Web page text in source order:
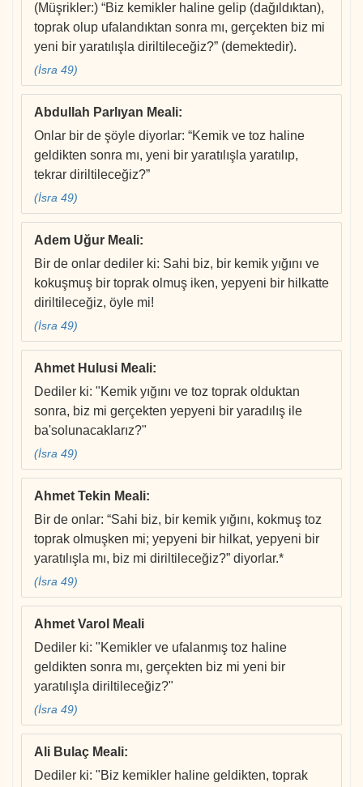
(Müşrikler:) “Biz kemikler haline gelip (dağıldıktan),
toprak olup ufalandıktan sonra mı, gerçekten biz mi
yeni bir yaratılışla diriltileceğiz?” (demektedir).
(İsra 49)
Abdullah Parlıyan Meali:
Onlar bir de şöyle diyorlar: “Kemik ve toz haline
geldikten sonra mı, yeni bir yaratılışla yaratılıp,
tekrar diriltileceğiz?”
(İsra 49)
Adem Uğur Meali:
Bir de onlar dediler ki: Sahi biz, bir kemik yığını ve
kokuşmuş bir toprak olmuş iken, yepyeni bir hilkatte
diriltileceğiz, öyle mi!
(İsra 49)
Ahmet Hulusi Meali:
Dediler ki: "Kemik yığını ve toz toprak olduktan
sonra, biz mi gerçekten yepyeni bir yaradılış ile
ba'solunacaklarız?"
(İsra 49)
Ahmet Tekin Meali:
Bir de onlar: “Sahi biz, bir kemik yığını, kokmuş toz
toprak olmuşken mi; yepyeni bir hilkat, yepyeni bir
yaratılışla mı, biz mi diriltileceğiz?” diyorlar.*
(İsra 49)
Ahmet Varol Meali
Dediler ki: "Kemikler ve ufalanmış toz haline
geldikten sonra mı, gerçekten biz mi yeni bir
yaratılışla diriltileceğiz?"
(İsra 49)
Ali Bulaç Meali:
Dediler ki: "Biz kemikler haline geldikten, toprak